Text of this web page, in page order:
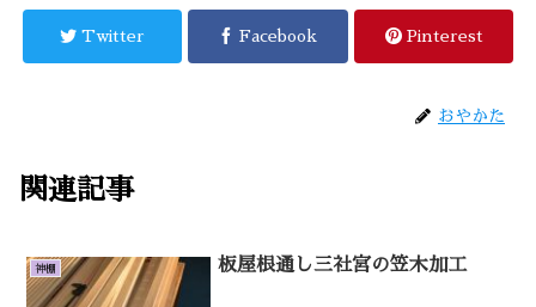
Twitter Facebook Pinterest
おやかた
関連記事
神棚 板屋根通し三社宮の笠木加工